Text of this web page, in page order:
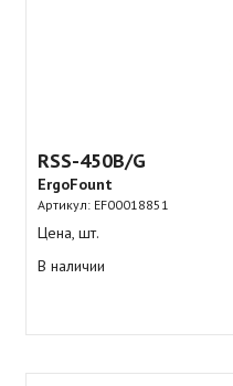
RSS-450B/G
ErgoFount
Артикул: EF00018851
Цена, шт.
В наличии